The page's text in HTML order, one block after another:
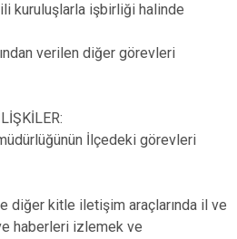
kuruluşlarla işbirliği halinde
verilen diğer görevleri
İlçedeki görevleri
diğer kitle iletişim araçlarında il ve
haberleri izlemek ve